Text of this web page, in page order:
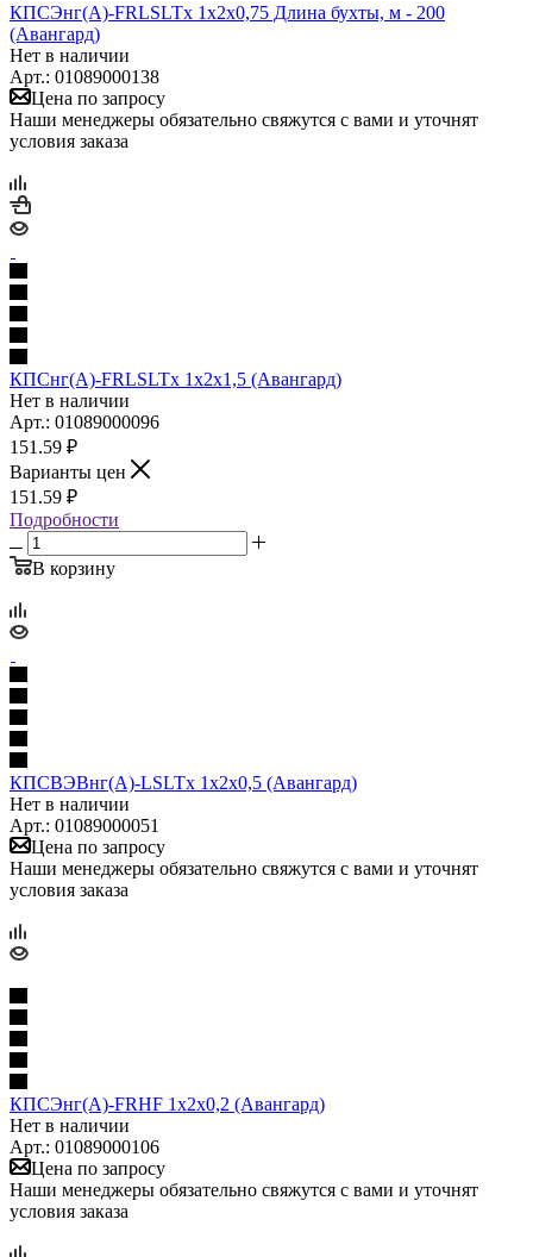
КПСЭнг(А)-FRLSLTx 1х2х0,75 Длина бухты, м - 200
(Авангард)
Нет в наличии
Арт.: 01089000138
Цена по запросу
Наши менеджеры обязательно свяжутся с вами и уточнят
условия заказа
КПСнг(А)-FRLSLTx 1х2х1,5 (Авангард)
Нет в наличии
Арт.: 01089000096
151.59 ₽
Варианты цен
151.59 ₽
Подробности
В корзину
КПСВЭВнг(А)-LSLTx 1x2x0,5 (Авангард)
Нет в наличии
Арт.: 01089000051
Цена по запросу
Наши менеджеры обязательно свяжутся с вами и уточнят
условия заказа
КПСЭнг(А)-FRHF 1х2х0,2 (Авангард)
Нет в наличии
Арт.: 01089000106
Цена по запросу
Наши менеджеры обязательно свяжутся с вами и уточнят
условия заказа